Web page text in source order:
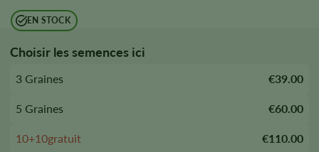
EN STOCK
Choisir les semences ici
3 Graines €39.00
5 Graines €60.00
10+10gratuit €110.00